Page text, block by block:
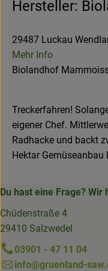
Hersteller:
29487 Luckau
Mehr Info
Biolandhof
Treckerfahren!
eigener Chef.
Radhacke und backt
Hektar
Du hast eine Frage? Wir
Chüdenstraße 4
29410 Salzwedel
03901 - 47 11 04
info@gruenland-